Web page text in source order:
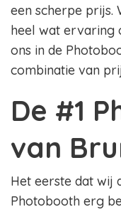
een scherpe prijs.
heel wat ervaring
ons in de
combinatie van
De #1
van
Het eerste dat wij
Photobooth erg